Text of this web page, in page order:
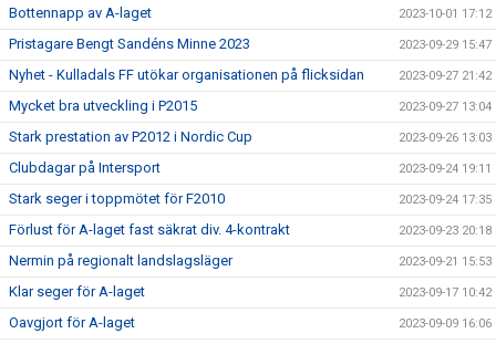
Bottennapp av A-laget 2023-10-01 17:12
Pristagare Bengt Sandéns Minne 2023 2023-09-29 15:47
Nyhet - Kulladals FF utökar organisationen på flicksidan 2023-09-27 21:42
Mycket bra utveckling i P2015 2023-09-27 13:04
Stark prestation av P2012 i Nordic Cup 2023-09-26 13:03
Clubdagar på Intersport 2023-09-24 19:11
Stark seger i toppmötet för F2010 2023-09-24 17:35
Förlust för A-laget fast säkrat div. 4-kontrakt 2023-09-23 20:18
Nermin på regionalt landslagsläger 2023-09-21 15:53
Klar seger för A-laget 2023-09-17 10:42
Oavgjort för A-laget 2023-09-09 16:06